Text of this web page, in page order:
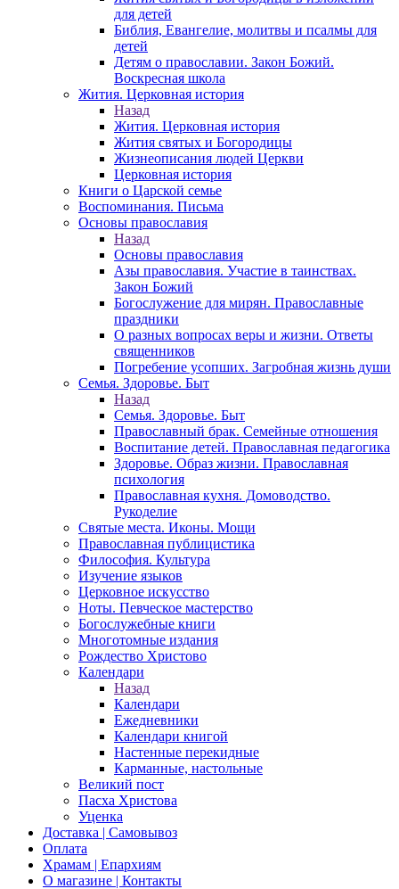
для детей
Библия, Евангелие, молитвы и псалмы для
детей
Детям о православии. Закон Божий.
Воскресная школа
Жития. Церковная история
Назад
Жития. Церковная история
Жития святых и Богородицы
Жизнеописания людей Церкви
Церковная история
Книги о Царской семье
Воспоминания. Письма
Основы православия
Назад
Основы православия
Азы православия. Участие в таинствах.
Закон Божий
Богослужение для мирян. Православные
праздники
О разных вопросах веры и жизни. Ответы
священников
Погребение усопших. Загробная жизнь души
Семья. Здоровье. Быт
Назад
Семья. Здоровье. Быт
Православный брак. Семейные отношения
Воспитание детей. Православная педагогика
Здоровье. Образ жизни. Православная
психология
Православная кухня. Домоводство.
Рукоделие
Святые места. Иконы. Мощи
Православная публицистика
Философия. Культура
Изучение языков
Церковное искусство
Ноты. Певческое мастерство
Богослужебные книги
Многотомные издания
Рождество Христово
Календари
Назад
Календари
Ежедневники
Календари книгой
Настенные перекидные
Карманные, настольные
Великий пост
Пасха Христова
Уценка
Доставка | Самовывоз
Оплата
Храмам | Епархиям
О магазине | Контакты